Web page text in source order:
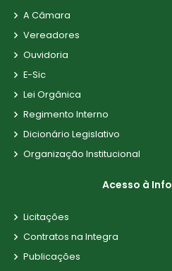
A Câmara
Vereadores
Ouvidoria
E-Sic
Lei Orgânica
Regimento Interno
Dicionário Legislativo
Organização Institucional
Acesso à
Licitações
Contratos na Integra
Publicações